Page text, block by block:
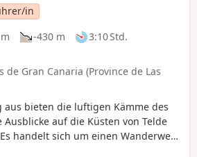
in
-430 m
3:10 Std.
de Gran Canaria (Province de Las
aus bieten die luftigen Kämme des
auf die Küsten von Telde
handelt sich um einen Wanderweg